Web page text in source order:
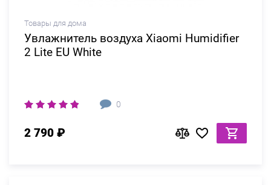
Товары для дома
Увлажнитель воздуха Xiaomi Humidifier
2 Lite EU White
0
2 790 ₽